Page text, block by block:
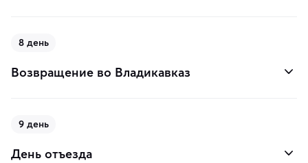
8 день
Возвращение во Владикавказ
9 день
День отъезда